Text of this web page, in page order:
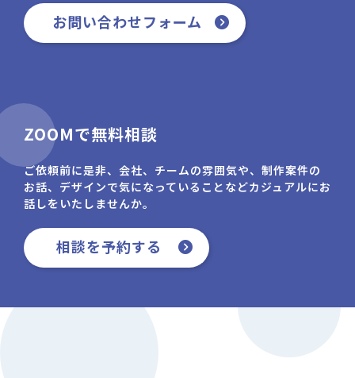
お問い合わせフォーム
ZOOMで無料相談
ご依頼前に是非、会社、チームの雰囲気や、制作案件の
お話、デザインで気になっていることなどカジュアルにお
話しをいたしませんか。
相談を予約する